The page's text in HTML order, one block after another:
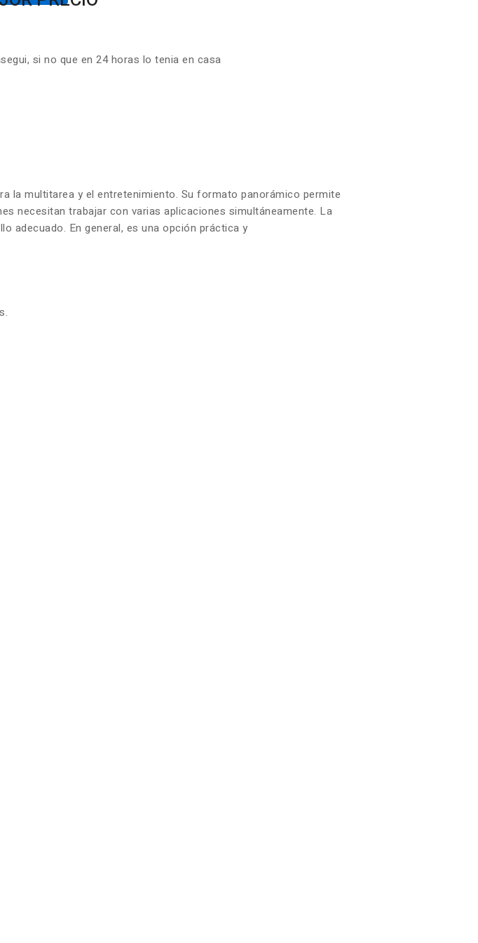
si no que en 24 horas lo tenia en casa
la multitarea y el entretenimiento. Su formato panorámico permite
necesitan trabajar con varias aplicaciones simultáneamente. La
adecuado. En general, es una opción práctica y